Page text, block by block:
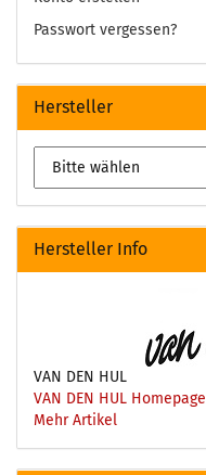
Passwort vergessen?
Hersteller
Hersteller Info
VAN DEN HUL
VAN DEN HUL Homepage
Mehr Artikel